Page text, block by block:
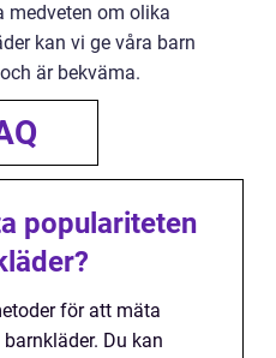
medveten om olika
kan vi ge våra barn
är bekväma.
populariteten
för att mäta
Du kan